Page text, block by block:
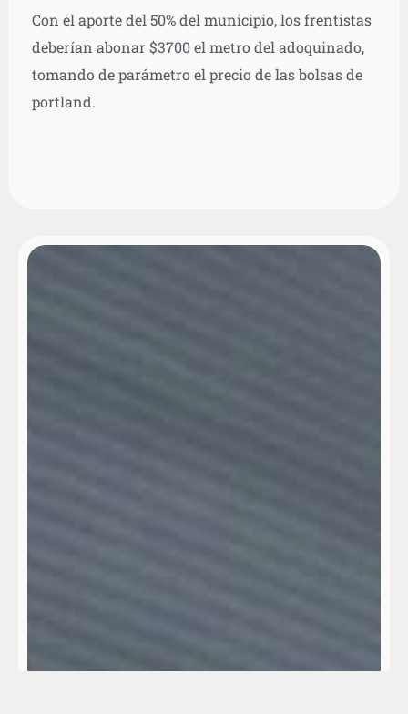
Con el aporte del 50% del municipio, los frentistas
deberían abonar $3700 el metro del adoquinado,
tomando de parámetro el precio de las bolsas de
portland.